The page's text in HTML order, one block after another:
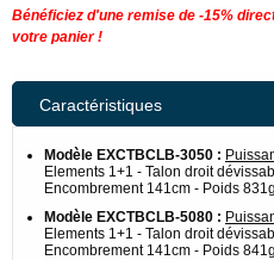
Bénéficiez d'une remise de -15%
votre panier !
Caractéristiques
Modèle EXCTBCLB-3050 :
Elements 1+1 - Talon droit
Encombrement 141cm - Poids
Modèle EXCTBCLB-5080 :
Elements 1+1 - Talon droit
Encombrement 141cm - Poids